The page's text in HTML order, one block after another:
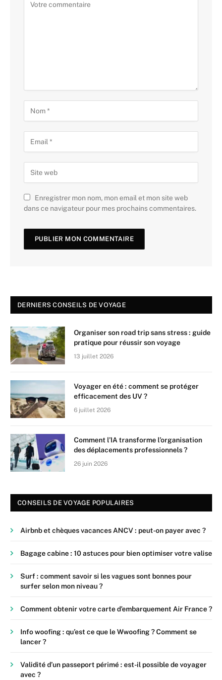
Enregistrer mon nom, mon email et mon site web
dans ce navigateur pour mes prochains commentaires.
DERNIERS CONSEILS DE VOYAGE
Organiser son road trip sans stress : guide
pratique pour réussir son voyage
13 juillet 2026
Voyager en été : comment se protéger
efficacement des UV ?
6 juillet 2026
Comment l’IA transforme l’organisation
des déplacements professionnels ?
26 juin 2026
CONSEILS DE VOYAGE POPULAIRES
Airbnb et chèques vacances ANCV : peut-on payer avec ?
Bagage cabine : 10 astuces pour bien optimiser votre valise
Surf : comment savoir si les vagues sont bonnes pour
surfer selon mon niveau ?
Comment obtenir votre carte d’embarquement Air France ?
Info woofing : qu’est ce que le Wwoofing ? Comment se
lancer ?
Validité d’un passeport périmé : est-il possible de voyager
avec ?